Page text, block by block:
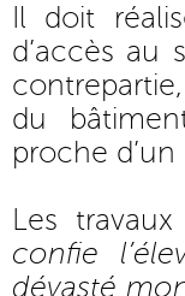
Il doit
d’accès au
du
proche d’un
Les
confie
dévasté